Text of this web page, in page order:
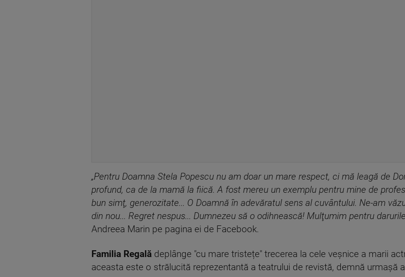
„Pentru Doamna Stela Popescu nu am doar un mare respect, ci mă leagă de
profund, ca de la mamă la fiică. A fost mereu un exemplu pentru mine de
bun simţ, generozitate... O Doamnă în adevăratul sens al cuvântului. Ne-am
din nou... Regret nespus... Dumnezeu să o odihnească! Mulţumim pentru
Andreea Marin pe pagina ei de Facebook.
Familia Regală deplânge "cu mare tristețe" trecerea la cele veșnice a marii
aceasta este o strălucită reprezentantă a teatrului de revistă, demnă urmașă